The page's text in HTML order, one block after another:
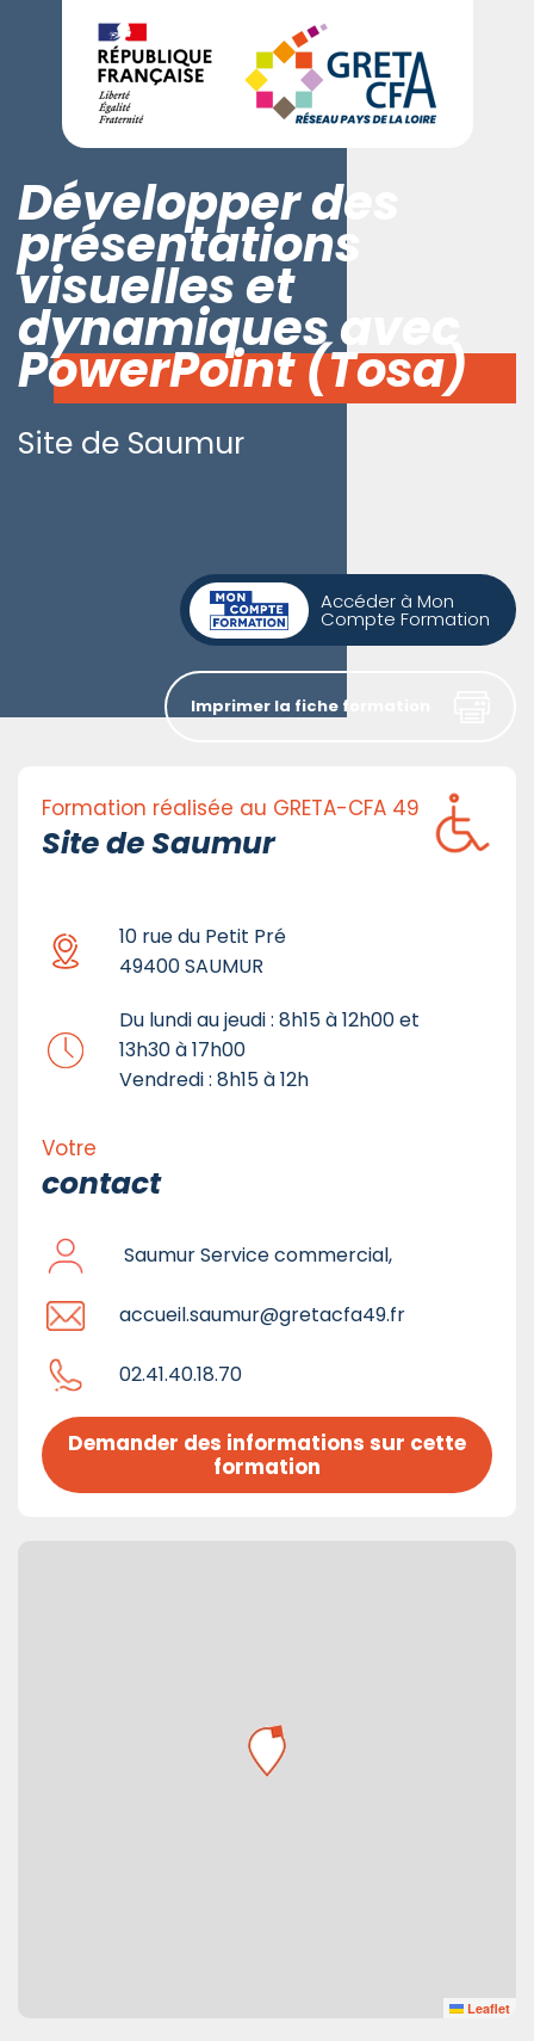
Développer des
présentations
visuelles et
dynamiques avec
PowerPoint (Tosa)
Site de Saumur
Formation réalisée au GRETA-CFA 49
Site de Saumur
10 rue du Petit Pré
49400 SAUMUR
Du lundi au jeudi : 8h15 à 12h00 et
13h30 à 17h00
Vendredi : 8h15 à 12h
Votre
contact
Saumur Service commercial,
accueil.saumur@gretacfa49.fr
02.41.40.18.70
Demander des informations sur cette
formation
Accéder à Mon
Compte Formation
Imprimer la fiche formation
Leaflet